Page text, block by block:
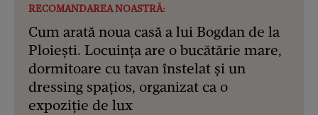
RECOMANDAREA NOASTRĂ:
Cum arată noua casă a lui Bogdan de la
Ploiești. Locuința are o bucătărie mare,
dormitoare cu tavan înstelat și un
dressing spațios, organizat ca o
expoziție de lux